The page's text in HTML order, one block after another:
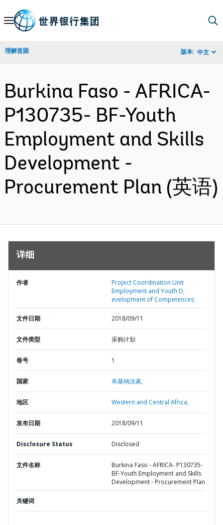
Skip
Navigation
理解贫困 版本: 中文
Burkina Faso - AFRICA-
P130735- BF-Youth
Employment and Skills
Development -
Procurement Plan (英语)
详细
作者
Project Coordination Unit
Employment and Youth D;
evelopment of Competences;
文件日期 2018/09/11
文件类型 采购计划
卷号 1
国家 布基纳法索,
地区 Western and Central Africa,
发布日期 2018/09/11
Disclosure Status Disclosed
文件名称
Burkina Faso - AFRICA- P130735-
BF-Youth Employment and Skills
Development - Procurement Plan
关键词